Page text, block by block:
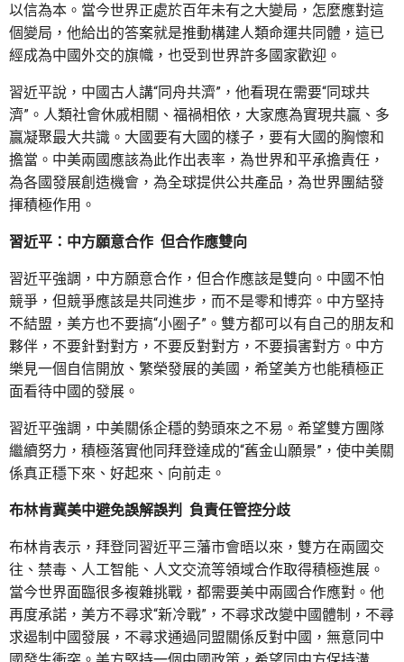
以信為本。當今世界正處於百年未有之大變局，怎麼應對這
個變局，他給出的答案就是推動構建人類命運共同體，這已
經成為中國外交的旗幟，也受到世界許多國家歡迎。
習近平說，中國古人講“同舟共濟”，他看現在需要“同球共
濟”。人類社會休戚相關、福禍相依，大家應為實現共贏、多
贏凝聚最大共識。大國要有大國的樣子，要有大國的胸懷和
擔當。中美兩國應該為此作出表率，為世界和平承擔責任，
為各國發展創造機會，為全球提供公共產品，為世界團結發
揮積極作用。
習近平：中方願意合作 但合作應雙向
習近平強調，中方願意合作，但合作應該是雙向。中國不怕
競爭，但競爭應該是共同進步，而不是零和博弈。中方堅持
不結盟，美方也不要搞“小圈子”。雙方都可以有自己的朋友和
夥伴，不要針對對方，不要反對對方，不要損害對方。中方
樂見一個自信開放、繁榮發展的美國，希望美方也能積極正
面看待中國的發展。
習近平強調，中美關係企穩的勢頭來之不易。希望雙方團隊
繼續努力，積極落實他同拜登達成的“舊金山願景”，使中美關
係真正穩下來、好起來、向前走。
布林肯冀美中避免誤解誤判 負責任管控分歧
布林肯表示，拜登同習近平三藩市會晤以來，雙方在兩國交
往、禁毒、人工智能、人文交流等領域合作取得積極進展。
當今世界面臨很多複雜挑戰，都需要美中兩國合作應對。他
再度承諾，美方不尋求“新冷戰”，不尋求改變中國體制，不尋
求遏制中國發展，不尋求通過同盟關係反對中國，無意同中